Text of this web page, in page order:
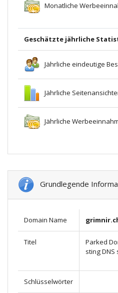
Monatliche
Geschätzte jährliche
Jährliche eindeutige
Jährliche
Jährliche
Grundlegende
Domain Name
Titel
Parked
sting DNS
Schlüsselwörter